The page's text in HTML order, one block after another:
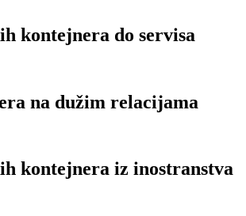
kontejnera do servisa
na dužim relacijama
kontejnera iz inostranstva